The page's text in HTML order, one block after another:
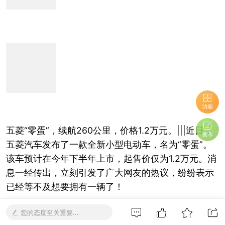
五菱“零蛋”，续航260公里，价格1.2万元。|||近日，
五菱汽车发布了一款全新小型电动车，名为“零蛋”。
该车预计在今年下半年上市，起售价仅为1.2万元。消
息一经传出，立刻引发了广大网友的热议，纷纷表示
已经等不及想要拥有一辆了！
您的态度至关重要...
功能
发布